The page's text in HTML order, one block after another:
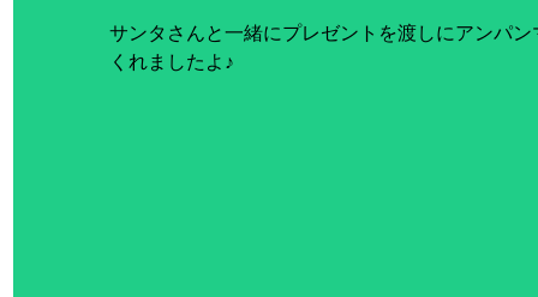
サンタさんと一緒にプレゼントを渡しにアンパ
くれましたよ♪